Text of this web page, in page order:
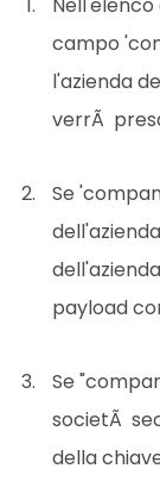
campo
l'azienda
verrÃ
Se
payload
Se
societÃ
della